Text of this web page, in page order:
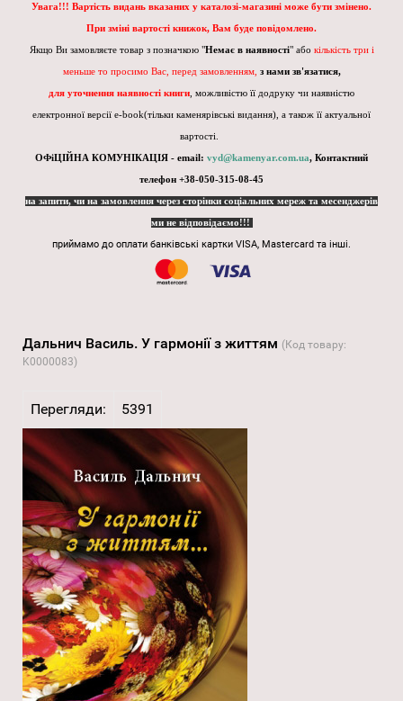
Увага!!! Вартість видань вказаних у каталозі-магазині може бути змінено.
При зміні вартості книжок, Вам буде повідомлено.
Якщо Ви замовляєте товар з позначкою "Немає в наявності" або кількість три і
меньше то просимо Вас, перед замовленням, з нами зв'язатися,
для уточнення наявності книги , можливістю її додруку чи наявністю
електронної версії e-book(тільки каменярівські видання), а також її актуальної
вартості.
ОФіЦІЙНА КОМУНІКАЦІЯ - email: vyd@kamenyar.com.ua, Контактний
телефон +38-050-315-08-45
на запити, чи на замовлення через сторінки соціальних мереж та месенджерів
ми не відповідаємо!!!
приймамо до оплати банківські картки VISA, Mastercard та інші.
Дальнич Василь. У гармонії з життям (Код товару:
K0000083)
Перегляди: 5391